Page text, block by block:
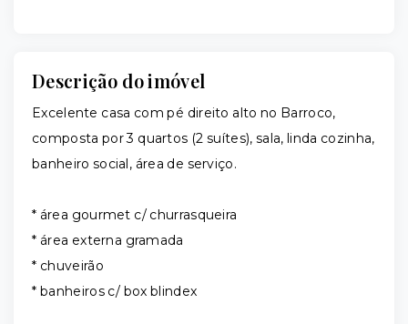
Descrição do imóvel
Excelente casa com pé direito alto no Barroco,
composta por 3 quartos (2 suítes), sala, linda cozinha,
banheiro social, área de serviço.
* área gourmet c/ churrasqueira
* ⁠área externa gramada
* ⁠chuveirão
* ⁠banheiros c/ box blindex